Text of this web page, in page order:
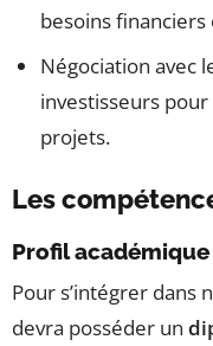
besoins
Négociation avec
investisseurs
projets.
Les
Profil
Pour s’intégrer dans
devra posséder un